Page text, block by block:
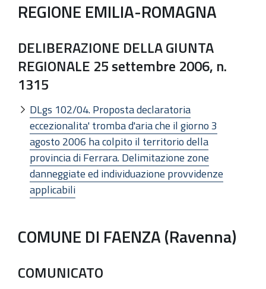
REGIONE EMILIA-ROMAGNA
DELIBERAZIONE DELLA GIUNTA
REGIONALE 25 settembre 2006, n.
1315
DLgs 102/04. Proposta declaratoria
eccezionalita' tromba d'aria che il giorno 3
agosto 2006 ha colpito il territorio della
provincia di Ferrara. Delimitazione zone
danneggiate ed individuazione provvidenze
applicabili
COMUNE DI FAENZA (Ravenna)
COMUNICATO